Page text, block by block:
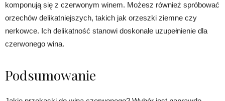
komponują się z czerwonym winem. Możesz również spróbować
orzechów delikatniejszych, takich jak orzeszki ziemne czy
nerkowce. Ich delikatność stanowi doskonałe uzupełnienie dla
czerwonego wina.
Podsumowanie